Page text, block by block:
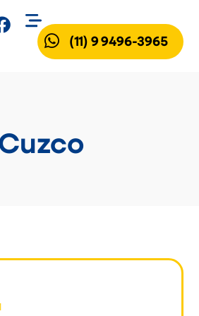
(11) 9 9496-3965